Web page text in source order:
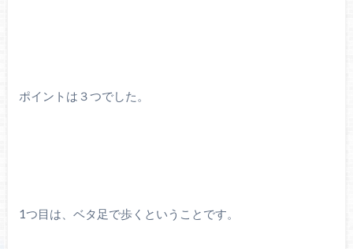
ポイントは３つでした。
1つ目は、ベタ足で歩くということです。